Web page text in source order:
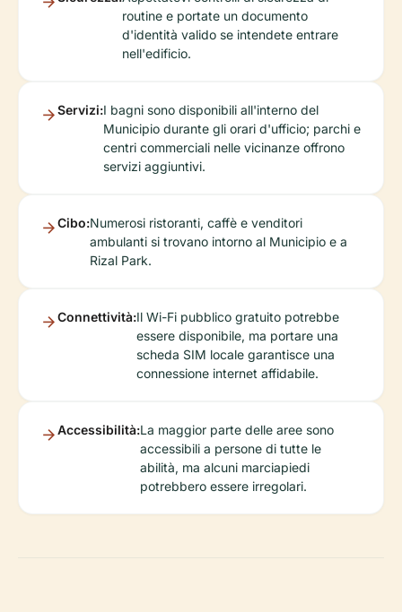
routine e portate un documento
d'identità valido se intendete entrare
nell'edificio.
Servizi:I bagni sono disponibili all'interno del
Municipio durante gli orari d'ufficio; parchi e
centri commerciali nelle vicinanze offrono
servizi aggiuntivi.
Cibo:Numerosi ristoranti, caffè e venditori
ambulanti si trovano intorno al Municipio e a
Rizal Park.
Connettività:Il Wi-Fi pubblico gratuito potrebbe
essere disponibile, ma portare una
scheda SIM locale garantisce una
connessione internet affidabile.
Accessibilità:La maggior parte delle aree sono
accessibili a persone di tutte le
abilità, ma alcuni marciapiedi
potrebbero essere irregolari.